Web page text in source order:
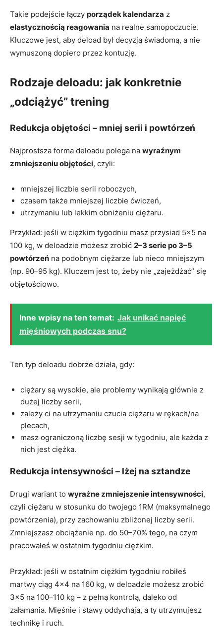
Takie podejście łączy porządek kalendarza z
elastycznością reagowania na realne samopoczucie.
Kluczowe jest, aby deload był decyzją świadomą, a nie
wymuszoną dopiero przez kontuzję.
Rodzaje deloadu: jak konkretnie
„odciążyć” trening
Redukcja objętości – mniej serii i powtórzeń
Najprostsza forma deloadu polega na wyraźnym
zmniejszeniu objętości, czyli:
mniejszej liczbie serii roboczych,
czasem także mniejszej liczbie ćwiczeń,
utrzymaniu lub lekkim obniżeniu ciężaru.
Przykład: jeśli w ciężkim tygodniu masz przysiad 5×5 na
100 kg, w deloadzie możesz zrobić 2–3 serie po 3–5
powtórzeń na podobnym ciężarze lub nieco mniejszym
(np. 90–95 kg). Kluczem jest to, żeby nie „zajeżdżać” się
objętościowo.
Inne wpisy na ten temat: Jak unikać napięć
mięśniowych podczas snu?
Ten typ deloadu dobrze działa, gdy:
ciężary są wysokie, ale problemy wynikają głównie z
dużej liczby serii,
zależy ci na utrzymaniu czucia ciężaru w rękach/na
plecach,
masz ograniczoną liczbę sesji w tygodniu, ale każda z
nich jest ciężka.
Redukcja intensywności – lżej na sztandze
Drugi wariant to wyraźne zmniejszenie intensywności,
czyli ciężaru w stosunku do twojego 1RM (maksymalnego
powtórzenia), przy zachowaniu zbliżonej liczby serii.
Zmniejszasz obciążenie np. do 50–70% tego, na czym
pracowałeś w ostatnim tygodniu ciężkim.
Przykład: jeśli w ostatnim ciężkim tygodniu robiłeś
martwy ciąg 4×4 na 160 kg, w deloadzie możesz zrobić
3×5 na 100–110 kg – z pełną kontrolą, daleko od
załamania. Mięśnie i stawy oddychają, a ty utrzymujesz
technikę i ruch.